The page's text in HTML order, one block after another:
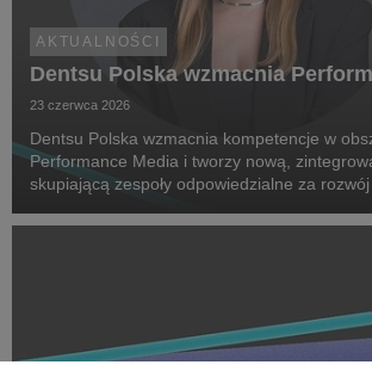
AKTUALNOŚCI
Dentsu Polska wzmacnia
23 czerwca 2026
Dentsu Polska wzmacnia kompetencje w
Performance Media i tworzy nową,
skupiającą zespoły odpowiedzialne za rozwój
Na czele nowego obszaru stanęła Marta